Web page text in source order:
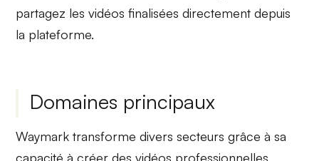
partagez les vidéos finalisées directement depuis
la plateforme.
Domaines principaux
Waymark transforme divers secteurs grâce à sa
capacité à créer des vidéos professionnelles